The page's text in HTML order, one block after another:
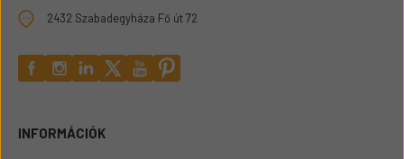
2432 Szabadegyháza Fő út 72
INFORMÁCIÓK